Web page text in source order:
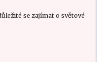
se zajímat o světové